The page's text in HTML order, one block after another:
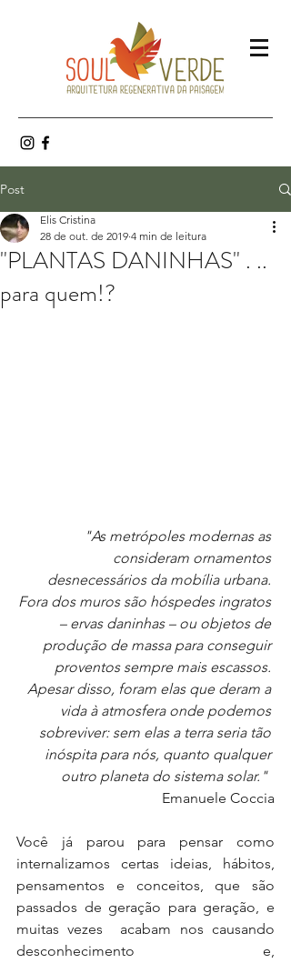
Post
"PLANTAS DANINHAS" . ..
para quem!?
Elis Cristina
28 de out. de 2019 4 min de leitura
"As metrópoles modernas as
consideram ornamentos
desnecessários da mobília urbana.
Fora dos muros são hóspedes ingratos
– ervas daninhas – ou objetos de
produção de massa para conseguir
proventos sempre mais escassos.
Apesar disso, foram elas que deram a
vida à atmosfera onde podemos
sobreviver: sem elas a terra seria tão
inóspita para nós, quanto qualquer
outro planeta do sistema solar."
Emanuele Coccia
Você já parou para pensar como
internalizamos certas ideias, hábitos,
pensamentos e conceitos, que são
passados de geração para geração, e
muitas vezes  acabam nos causando
desconhecimento e,